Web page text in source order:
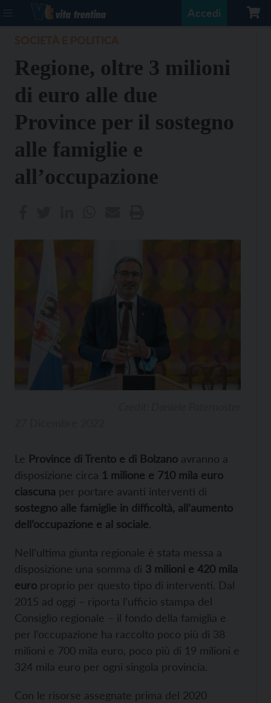
Accedi
Regione, oltre 3 milioni
di euro alle due
Province per il sostegno
alle famiglie e
all’occupazione
Le Province di Trento e di Bolzano avranno a
disposizione circa 1 milione e 710 mila euro
ciascuna per portare avanti interventi di
sostegno alle famiglie in difficoltà, all’aumento
dell’occupazione e al sociale.
Nell’ultima giunta regionale è stata messa a
disposizione una somma di 3 milioni e 420 mila
euro proprio per questo tipo di interventi. Dal
2015 ad oggi – riporta l’ufficio stampa del
Consiglio regionale – il fondo della famiglia e
per l’occupazione ha raccolto poco più di 38
milioni e 700 mila euro, poco più di 19 milioni e
324 mila euro per ogni singola provincia.
Con le risorse assegnate prima del 2020